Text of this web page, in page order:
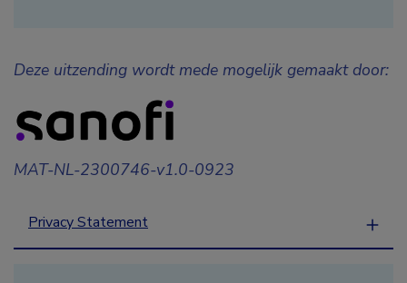
Deze uitzending wordt mede mogelijk gemaakt door:
MAT-NL-2300746-v1.0-0923
Privacy Statement